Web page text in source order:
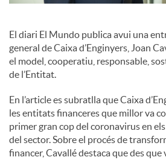
S
o
c
El diari El Mundo publica avui una
general de Caixa d’Enginyers, Joan
el model, cooperatiu, responsable,
de l’Entitat.
En l’article es subratlla que Caixa
les entitats financeres que millor va
primer gran cop del coronavirus en
del sector. Sobre el procés de
financer, Cavallé destaca que des que